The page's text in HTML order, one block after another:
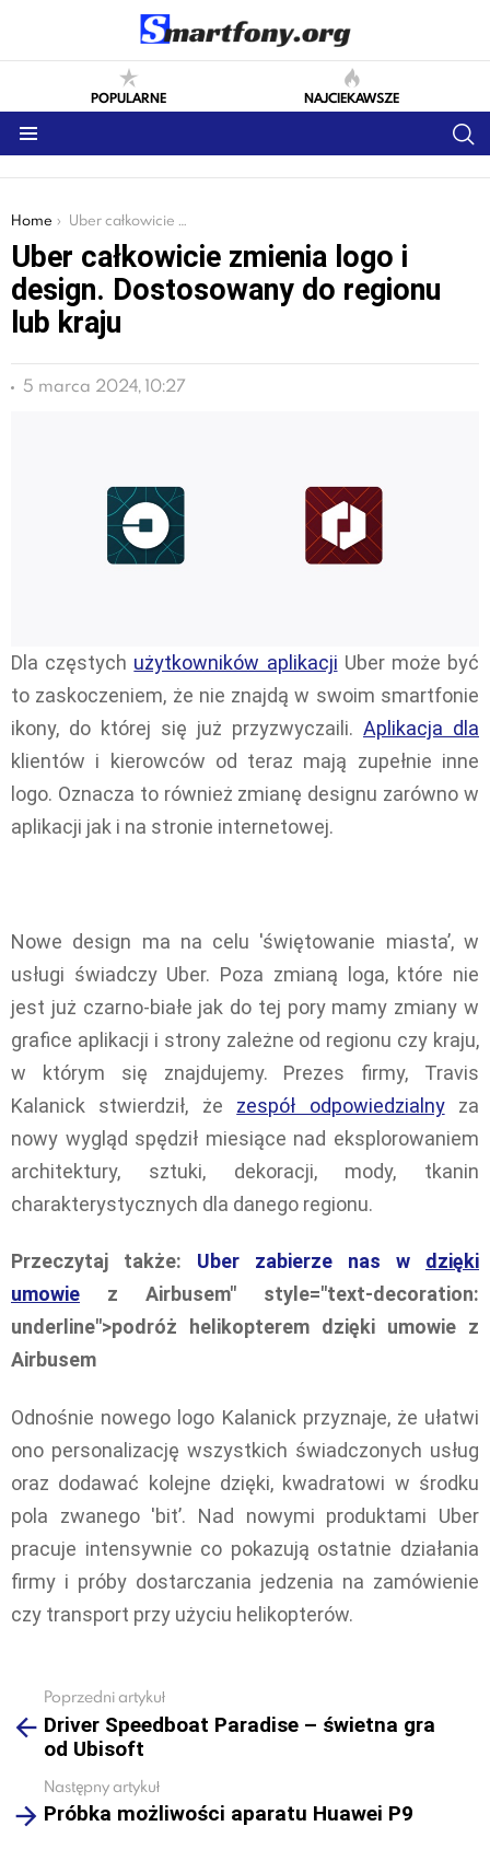
POPULARNE NAJCIEKAWSZE
You are here:
Home Uber całkowicie zmienia logo i design. Dostosowany do regionu lub kraju
Uber całkowicie zmienia logo i
design. Dostosowany do regionu
lub kraju
5 marca 2024, 10:27
Dla częstych użytkowników aplikacji Uber może być
to zaskoczeniem, że nie znajdą w swoim smartfonie
ikony, do której się już przyzwyczaili. Aplikacja dla
klientów i kierowców od teraz mają zupełnie inne
logo. Oznacza to również zmianę designu zarówno w
aplikacji jak i na stronie internetowej.
Nowe design ma na celu 'świętowanie miasta’, w
usługi świadczy Uber. Poza zmianą loga, które nie
jest już czarno-białe jak do tej pory mamy zmiany w
grafice aplikacji i strony zależne od regionu czy kraju,
w którym się znajdujemy. Prezes firmy, Travis
Kalanick stwierdził, że zespół odpowiedzialnyza
nowy wygląd spędził miesiące nad eksplorowaniem
architektury, sztuki, dekoracji, mody, tkanin
charakterystycznych dla danego regionu.
Przeczytaj także: Uber zabierze nas w dzięki
umowie z Airbusem" style="text-decoration:
underline">podróż helikopterem dzięki umowie z
Airbusem
Odnośnie nowego logo Kalanick przyznaje, że ułatwi
ono personalizację wszystkich świadczonych usług
oraz dodawać kolejne dzięki, kwadratowi w środku
pola zwanego 'bit’. Nad nowymi produktami Uber
pracuje intensywnie co pokazują ostatnie działania
firmy i próby dostarczania jedzenia na zamówienie
czy transport przy użyciu helikopterów.
more
Poprzedni artykuł
Driver Speedboat Paradise – świetna gra
od Ubisoft
Następny artykuł
Próbka możliwości aparatu Huawei P9